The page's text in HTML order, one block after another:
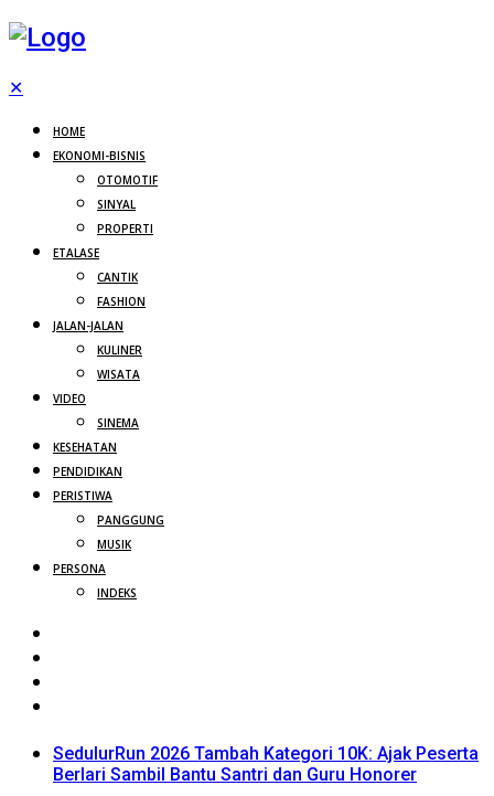
✕
HOME
EKONOMI-BISNIS
OTOMOTIF
SINYAL
PROPERTI
ETALASE
CANTIK
FASHION
JALAN-JALAN
KULINER
WISATA
VIDEO
SINEMA
KESEHATAN
PENDIDIKAN
PERISTIWA
PANGGUNG
MUSIK
PERSONA
INDEKS
SedulurRun 2026 Tambah Kategori 10K: Ajak Peserta
Berlari Sambil Bantu Santri dan Guru Honorer